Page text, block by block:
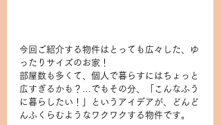
今回ご紹介する物件はとっても広々した、ゆ
ったりサイズのお家！
部屋数も多くて、個人で暮らすにはちょっと
広すぎるかも？…でもその分、「こんなふう
に暮らしたい！」というアイデアが、どんど
んふくらむようなワクワクする物件です。